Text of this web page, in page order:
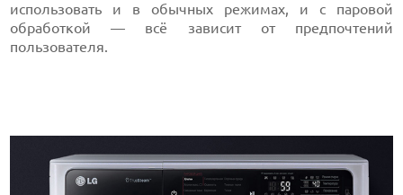
использовать и в обычных режимах, и с паровой
обработкой — всё зависит от предпочтений
пользователя.